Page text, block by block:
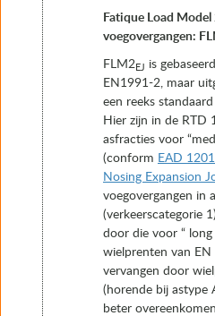
Fatique Load Model
voegovergangen:
FLM2 EJ is
EN1991-2, maar
een reeks
Hier zijn in de RTD
asfracties voor
(conform EAD
Nosing Expansion
voegovergangen in
(verkeerscategorie
door die voor “ long
wielprenten van EN
vervangen door
(horende bij astype
beter